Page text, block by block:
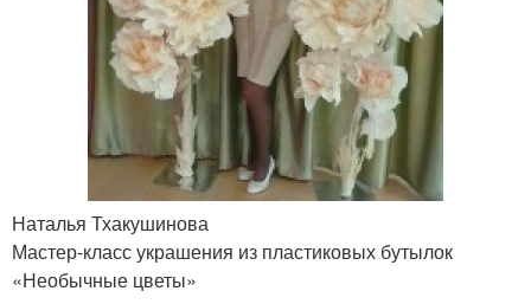
Наталья Тхакушинова
Мастер-класс украшения из пластиковых бутылок
«Необычные цветы»